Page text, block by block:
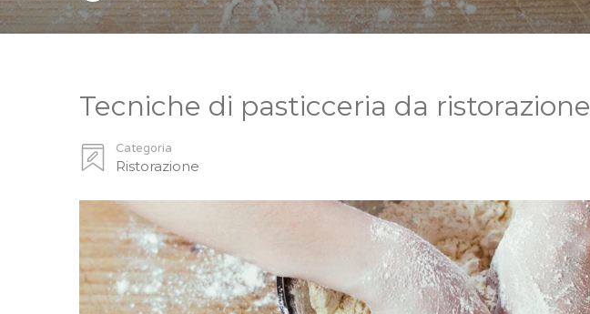
Tecniche di pasticceria da ristorazione
Categoria
Ristorazione